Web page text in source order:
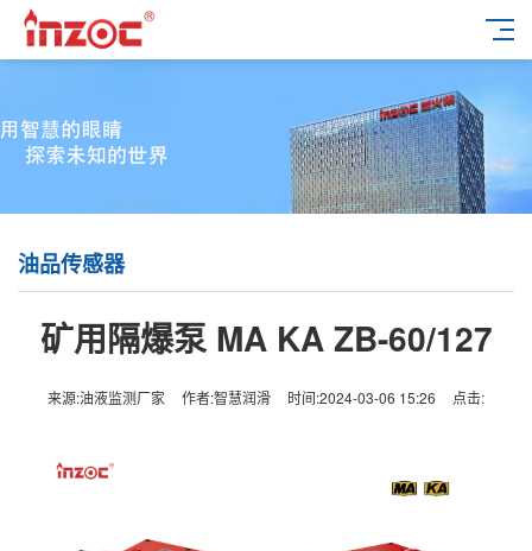
油品传感器
矿用隔爆泵 MA KA ZB-60/127
来源:油液监测厂家 作者:智慧润滑 时间:2024-03-06 15:26 点击: